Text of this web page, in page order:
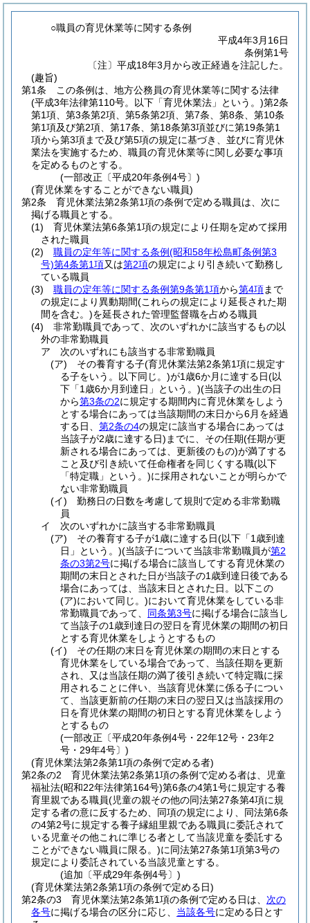
○職員の育児休業等に関する条例
平成4年3月16日
条例第1号
〔注〕平成18年3月から改正経過を注記した。
(趣旨)
第1条
この条例は、地方公務員の育児休業等に関する法律
(平成3年法律第110号。以下「育児休業法」という。)第2条
第1項、第3条第2項、第5条第2項、第7条、第8条、第10条
第1項及び第2項、第17条、第18条第3項並びに第19条第1
項から第3項まで及び第5項の規定に基づき、並びに育児休
業法を実施するため、職員の育児休業等に関し必要な事項
を定めるものとする。
(一部改正〔平成20年条例4号〕)
(育児休業をすることができない職員)
第2条
育児休業法第2条第1項の条例で定める職員は、次に
掲げる職員とする。
(1)
育児休業法第6条第1項の規定により任期を定めて採用
された職員
(2)
職員の定年等に関する条例(昭和58年松島町条例第3
号)第4条第1項又は第2項の規定により引き続いて勤務し
ている職員
(3)
職員の定年等に関する条例第9条第1項から第4項まで
の規定により異動期間(これらの規定により延長された期
間を含む。)を延長された管理監督職を占める職員
(4)
非常勤職員であって、次のいずれかに該当するもの以
外の非常勤職員
ア
次のいずれにも該当する非常勤職員
(ア)
その養育する子(育児休業法第2条第1項に規定す
る子をいう。以下同じ。)が1歳6か月に達する日(以
下「1歳6か月到達日」という。)(当該子の出生の日
から第3条の2に規定する期間内に育児休業をしよう
とする場合にあっては当該期間の末日から6月を経過
する日、第2条の4の規定に該当する場合にあっては
当該子が2歳に達する日) までに、その任期(任期が更
新される場合にあっては、更新後のもの)が満了する
こと及び引き続いて任命権者を同じくする職(以下
「特定職」という。)に採用されないことが明らかで
ない非常勤職員
(イ)
勤務日の日数を考慮して規則で定める非常勤職
員
イ
次のいずれかに該当する非常勤職員
(ア)
その養育する子が1歳に達する日(以下「1歳到達
日」という。)(当該子について当該非常勤職員が第2
条の3第2号に掲げる場合に該当してする育児休業の
期間の末日とされた日が当該子の1歳到達日後である
場合にあっては、当該末日とされた日。以下この
(ア)において同じ。)において育児休業をしている非
常勤職員であって、 同条第3号に掲げる場合に該当し
て当該子の1歳到達日の翌日を育児休業の期間の初日
とする育児休業をしようとするもの
(イ)
その任期の末日を育児休業の期間の末日とする
育児休業をしている場合であって、当該任期を更新
され、又は当該任期の満了後引き続いて特定職に採
用されることに伴い、当該育児休業に係る子につい
て、当該更新前の任期の末日の翌日又は当該採用の
日を育児休業の期間の初日とする育児休業をしよう
とするもの
(一部改正〔平成20年条例4号・22年12号・23年2
号・29年4号〕)
(育児休業法第2条第1項の条例で定める者)
第2条の2
育児休業法第2条第1項の条例で定める者は、児童
福祉法(昭和22年法律第164号)第6条の4第1号に規定する養
育里親である職員(児童の親その他の同法第27条第4項に規
定する者の意に反するため、同項の規定により、同法第6条
の4第2号に規定する養子縁組里親である職員に委託されて
いる児童その他これに準じる者として当該児童を委託する
ことができない職員に限る。)に同法第27条第1項第3号の
規定により委託されている当該児童とする。
(追加〔平成29年条例4号〕)
(育児休業法第2条第1項の条例で定める日)
第2条の3
育児休業法第2条第1項の条例で定める日は、 次の
各号に掲げる場合の区分に応じ、 当該各号に定める日とす